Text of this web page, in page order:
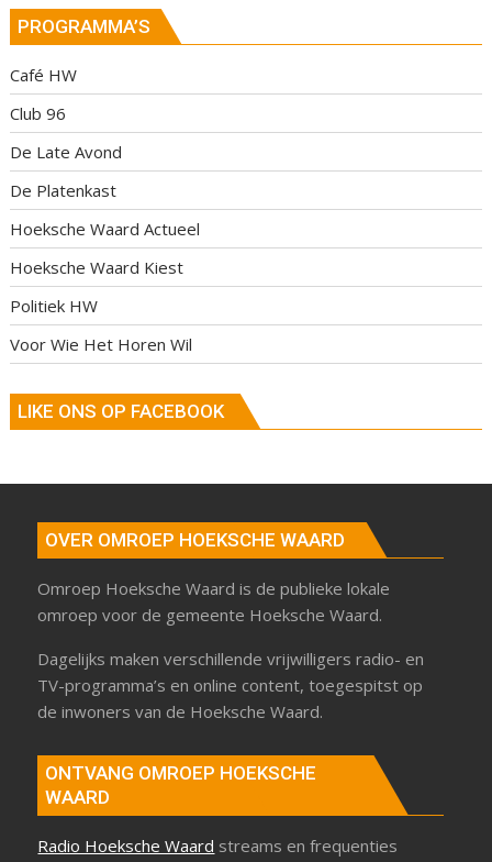
PROGRAMMA’S
Café HW
Club 96
De Late Avond
De Platenkast
Hoeksche Waard Actueel
Hoeksche Waard Kiest
Politiek HW
Voor Wie Het Horen Wil
LIKE ONS OP FACEBOOK
OVER OMROEP HOEKSCHE WAARD
Omroep Hoeksche Waard is de publieke lokale
omroep voor de gemeente Hoeksche Waard.
Dagelijks maken verschillende vrijwilligers radio- en
TV-programma’s en online content, toegespitst op
de inwoners van de Hoeksche Waard.
ONTVANG OMROEP HOEKSCHE
WAARD
Radio Hoeksche Waard streams en frequenties